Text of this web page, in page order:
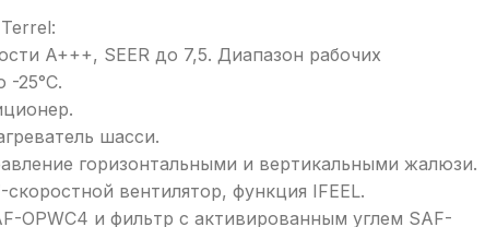
A+++, SEER до 7,5. Диапазон рабочих
-25°C.
шасси.
горизонтальными и вертикальными жалюзи.
вентилятор, функция IFEEL.
OPWC4 и фильтр с активированным углем SAF-